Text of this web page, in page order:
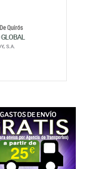
Quirós
S.A.